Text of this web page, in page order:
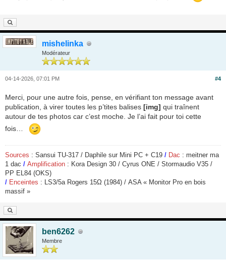
mishelinka
Modérateur
#4
04-14-2026, 07:01 PM
Merci, pour une autre fois, pense, en vérifiant ton message avant
publication, à virer toutes les p’tites balises [img] qui traînent
autour de tes photos car c’est moche. Je l’ai fait pour toi cette
fois…
Sources : Sansui TU-317 / Daphile sur Mini PC + C19 / Dac : meitner ma
1 dac / Amplification : Kora Design 30 / Cyrus ONE / Stormaudio V35 /
PP EL84 (OKS)
/ Enceintes : LS3/5a Rogers 15Ω (1984) / ASA « Monitor Pro en bois
massif »
ben6262
Membre